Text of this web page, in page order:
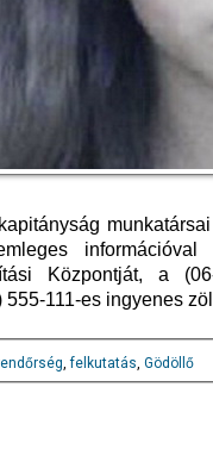
Központját, a
555-111-es ingyenes
,felkutatás, Gödöllő